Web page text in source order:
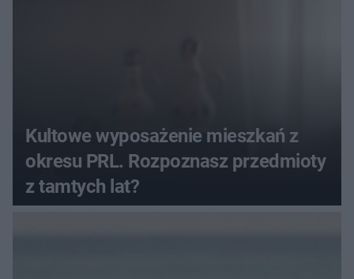
Kultowe wyposażenie mieszkań z
okresu PRL. Rozpoznasz przedmioty
z tamtych lat?